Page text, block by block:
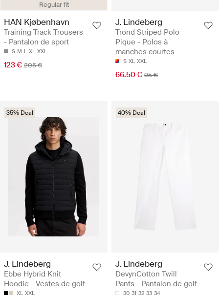
Regular fit
HAN Kjøbenhavn
Training Track Trousers
- Pantalon de sport
S M L XL XXL
123 € 205 €
J. Lindeberg
Trond Striped Polo
Pique - Polos à
manches courtes
S XL XXL
66.50 € 95 €
35% Deal
J. Lindeberg
Ebbe Hybrid Knit
Hoodie - Vestes de golf
XL XXL
40% Deal
J. Lindeberg
DevynCotton Twill
Pants - Pantalon de golf
30 31 32 33 34